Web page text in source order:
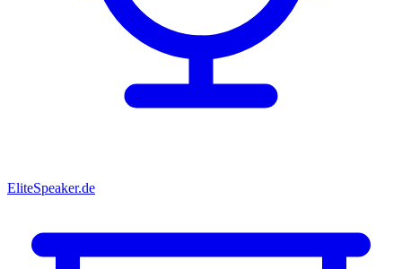
EliteSpeaker.de